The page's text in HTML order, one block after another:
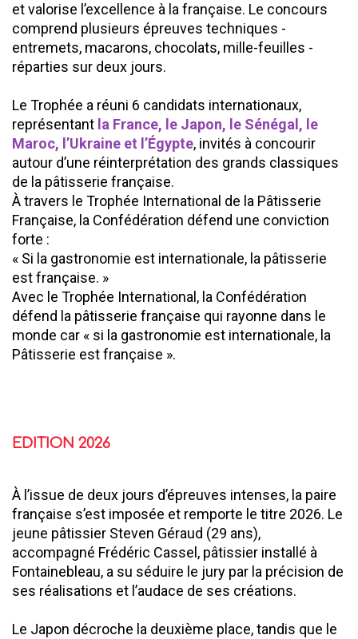
et valorise l’excellence à la française. Le concours
comprend plusieurs épreuves techniques -
entremets, macarons, chocolats, mille-feuilles -
réparties sur deux jours.
Le Trophée a réuni 6 candidats internationaux,
représentant la France, le Japon, le Sénégal, le
Maroc, l’Ukraine et l’Égypte, invités à concourir
autour d’une réinterprétation des grands classiques
de la pâtisserie française.
À travers le Trophée International de la Pâtisserie
Française, la Confédération défend une conviction
forte :
« Si la gastronomie est internationale, la pâtisserie
est française. »
Avec le Trophée International, la Confédération
défend la pâtisserie française qui rayonne dans le
monde car « si la gastronomie est internationale, la
Pâtisserie est française ».
EDITION 2026
À l’issue de deux jours d’épreuves intenses, la paire
française s’est imposée et remporte le titre 2026. Le
jeune pâtissier Steven Géraud (29 ans),
accompagné Frédéric Cassel, pâtissier installé à
Fontainebleau, a su séduire le jury par la précision de
ses réalisations et l’audace de ses créations.
Le Japon décroche la deuxième place, tandis que le